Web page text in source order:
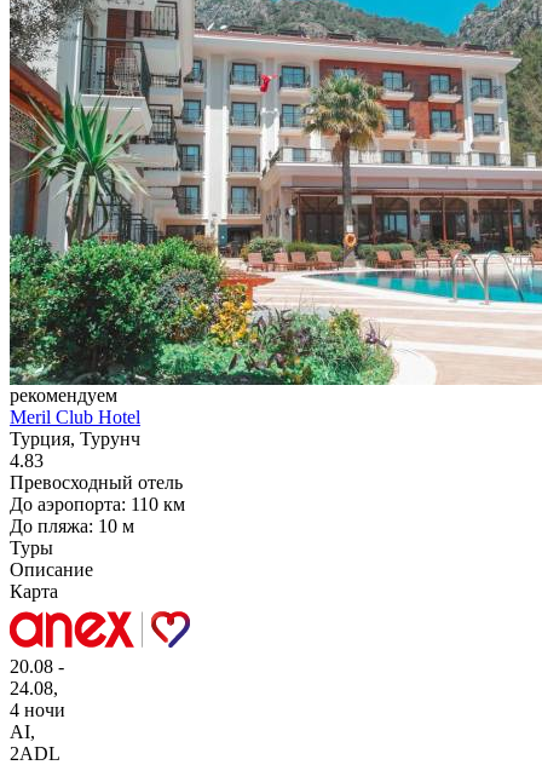
рекомендуем
Meril Club Hotel
Турция, Турунч
4.83
Превосходный отель
До аэропорта: 110 км
До пляжа: 10 м
Туры
Описание
Карта
20.08 -
24.08,
4 ночи
AI,
2ADL